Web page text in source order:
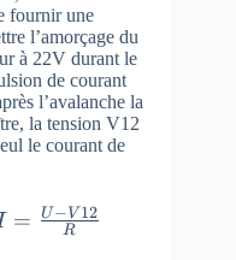
fournir une
l’amorçage du
à 22V durant le
de courant
l’avalanche la
la tension V12
le courant de
= R
U−V 12